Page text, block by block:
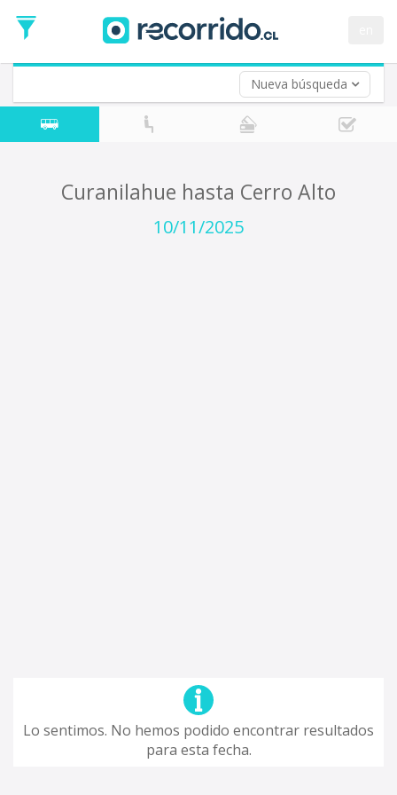
Nueva búsqueda
de
Ida
Vuelta (opcional)
Fecha
de
Curanilahue hasta Cerro Alto
10/11/2025
Lo sentimos. No hemos podido encontrar resultados
para esta fecha.